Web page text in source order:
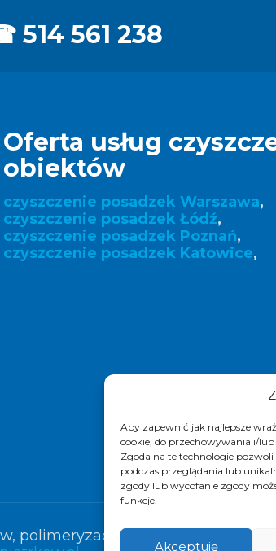
Aby zapewnić jak najlepsze
cookie, do przechowywania i/
Zgoda na te technologie
podczas przeglądania lub
zgody lub wycofanie zgody
funkcje.
Akceptuję
514 561 238
Oferta usług
obiektów
czyszczenie posadzek Warszawa,
czyszczenie posadzek Łódź,
czyszczenie posadzek Poznań,
czyszczenie posadzek Katowice,
polimeryzacja posadzek.